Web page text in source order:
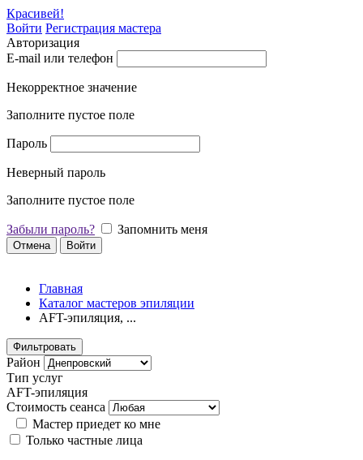
Красивей!
Войти Регистрация мастера
Авторизация
E-mail или телефон
Некорректное значение
Заполните пустое поле
Пароль
Неверный пароль
Заполните пустое поле
Забыли пароль? Запомнить меня
Отмена Войти
Главная
Каталог мастеров эпиляции
AFT-эпиляция, ...
Фильтровать
Район
Тип услуг
AFT-эпиляция
Стоимость сеанса
Мастер приедет ко мне
Только частные лица